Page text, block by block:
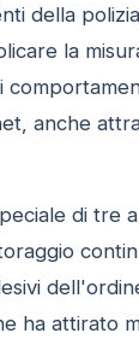
della
la
anche
di tre
ha attirato